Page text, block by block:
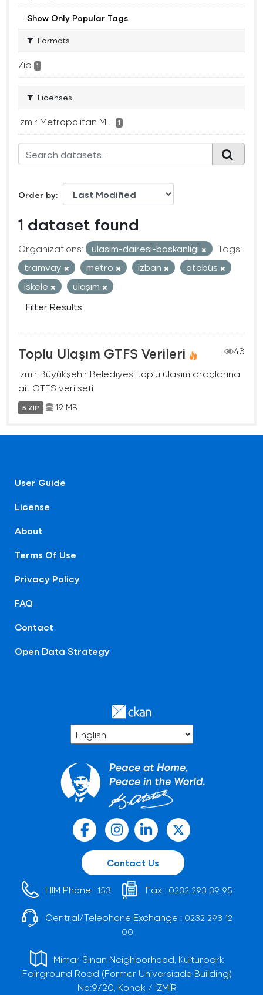
Show Only Popular Tags
Formats
Zip 1
Licenses
Izmir Metropolitan M... 1
Order by
1 dataset found
Organizations: ulasim-dairesi-baskanligi
Tags:
tramvay
metro izban
otobüs
iskele
ulaşım
Filter Results
Toplu Ulaşım GTFS Verileri
43
İzmir Büyükşehir Belediyesi toplu ulaşım araçlarına
ait GTFS veri seti
5 ZIP 19 MB
User Guide
License
About
Terms Of Use
Privacy Policy
FAQ
Contact
Open Data Strategy
Contact Us
HIM Phone : 153 Fax : 0232 293 39 95
Central/Telephone Exchange : 0232 293 12
00
Mimar Sinan Neighborhood, Kültürpark
Fairground Road (Former Universiade Building)
No:9/20, Konak / İZMİR